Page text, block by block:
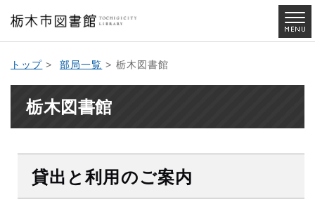
トップ > 部局一覧 > 栃木図書館
栃木図書館
貸出と利用のご案内